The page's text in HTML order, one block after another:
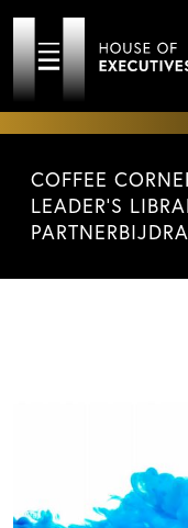
COFFEE
LEADER'S